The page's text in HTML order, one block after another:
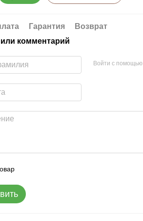
Гарантия
Возврат
комментарий
Войти с помощью